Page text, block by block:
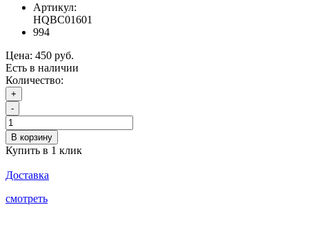
Артикул:
HQBC01601
994
Цена: 450 руб.
Есть в наличии
Количество:
+
-
В корзину
Купить в 1 клик
Доставка
смотреть